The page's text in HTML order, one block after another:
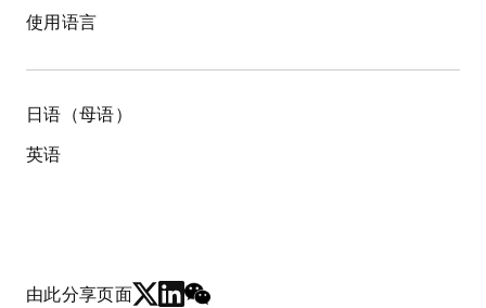
使用语言
日语（母语）
英语
由此分享页面